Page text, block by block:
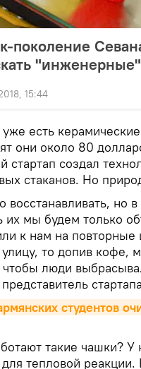
поколение
15:44
есть
они около 80
стартап создал
стаканов. Но
но
их мы будем только
к нам на
улицу, то допив
люди
представитель
студентов
такие чашки?
тепловой